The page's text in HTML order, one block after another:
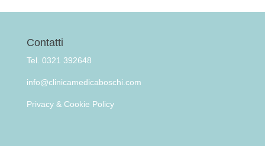
Contatti
Tel. 0321 392648
info@clinicamedicaboschi.com
Privacy & Cookie Policy